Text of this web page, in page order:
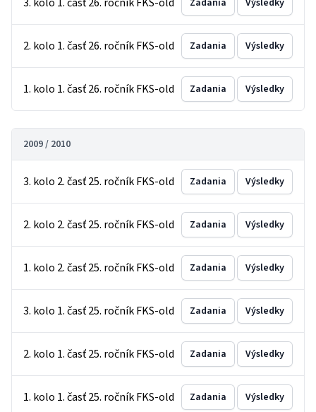
Zadania Výsledky
2. kolo 1. časť 26. ročník FKS-old Zadania Výsledky
1. kolo 1. časť 26. ročník FKS-old Zadania Výsledky
2009 / 2010
3. kolo 2. časť 25. ročník FKS-old Zadania Výsledky
2. kolo 2. časť 25. ročník FKS-old Zadania Výsledky
1. kolo 2. časť 25. ročník FKS-old Zadania Výsledky
3. kolo 1. časť 25. ročník FKS-old Zadania Výsledky
2. kolo 1. časť 25. ročník FKS-old Zadania Výsledky
1. kolo 1. časť 25. ročník FKS-old Zadania Výsledky